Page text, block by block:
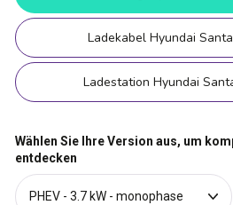
Ladekabel Hyundai
Ladestation Hyundai
Wählen Sie Ihre Version aus, um
entdecken